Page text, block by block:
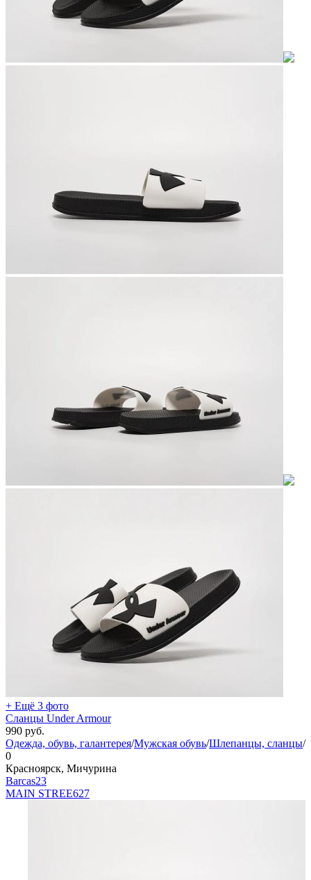
+ Ещё 3 фото
Сланцы Under Armour
990 руб.
Одежда, обувь, галантерея/Мужская обувь/Шлепанцы, сланцы/
0
Красноярск, Мичурина
Barcas23
MAIN STREE627